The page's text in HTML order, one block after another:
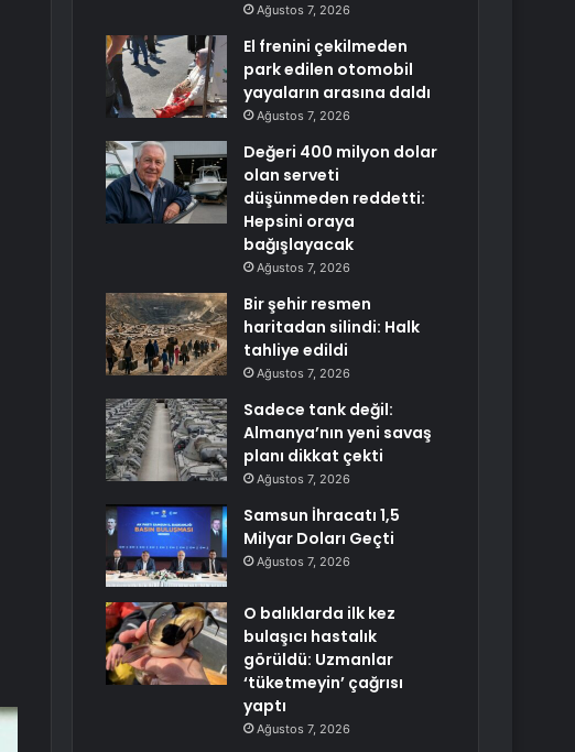
Ağustos 7, 2026
El frenini çekilmeden
park edilen otomobil
yayaların arasına daldı
Ağustos 7, 2026
Değeri 400 milyon dolar
olan serveti
düşünmeden reddetti:
Hepsini oraya
bağışlayacak
Ağustos 7, 2026
Bir şehir resmen
haritadan silindi: Halk
tahliye edildi
Ağustos 7, 2026
Sadece tank değil:
Almanya’nın yeni savaş
planı dikkat çekti
Ağustos 7, 2026
Samsun İhracatı 1,5
Milyar Doları Geçti
Ağustos 7, 2026
O balıklarda ilk kez
bulaşıcı hastalık
görüldü: Uzmanlar
‘tüketmeyin’ çağrısı
yaptı
Ağustos 7, 2026